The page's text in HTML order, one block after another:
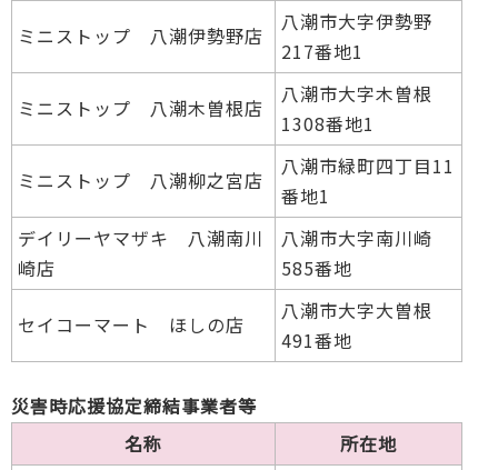
ミニストップ 八潮伊勢野店
八潮市大字伊勢野
217番地1
ミニストップ 八潮木曽根店
八潮市大字木曽根
1308番地1
ミニストップ 八潮柳之宮店
八潮市緑町四丁目11
番地1
デイリーヤマザキ 八潮南川
崎店
八潮市大字南川崎
585番地
セイコーマート ほしの店
八潮市大字大曽根
491番地
災害時応援協定締結事業者等
名称
所在地